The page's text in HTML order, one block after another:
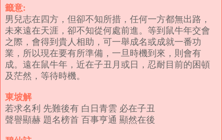
籤意:
男兒志在四方，但卻不知所措，任何一方都無出路，
未來遠在天涯，卻不知從何處前進。等到鼠牛年交會
之際，會得到貴人相助，可一舉成名或成就一番功
業，所以現在要有所準備，一旦時機到來，則會有
成。遠在鼠牛年，近在子丑月或日，忍耐目前的困頓
及茫然，等待時機。
東坡解
若求名利 先難後有 白日青雲 必在子丑
聲譽顯赫 題名榜首 百事亨通 顯然在後